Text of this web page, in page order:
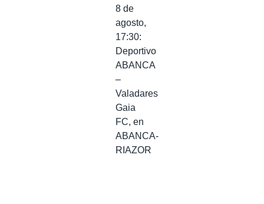
8 de
agosto,
17:30:
Deportivo
ABANCA
–
Valadares
Gaia
FC, en
ABANCA-
RIAZOR